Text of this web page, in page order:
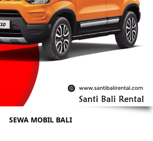
SEWA MOBIL BALI